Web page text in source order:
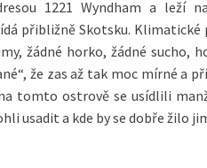
1221 Wyndham a leží
přibližně Skotsku.
žádné horko, žádné sucho,
že zas až tak moc mírné a
tomto ostrově se usídlili
usadit a kde by se dobře žilo